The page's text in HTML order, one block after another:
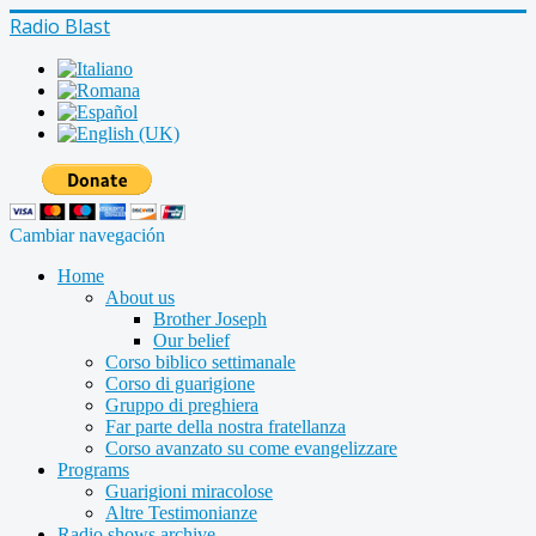
Radio Blast
Cambiar navegación
Home
About us
Brother Joseph
Our belief
Corso biblico settimanale
Corso di guarigione
Gruppo di preghiera
Far parte della nostra fratellanza
Corso avanzato su come evangelizzare
Programs
Guarigioni miracolose
Altre Testimonianze